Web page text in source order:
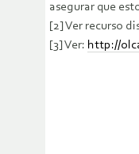
asegurar que
[2] Ver recurso
[3] Ver: http://